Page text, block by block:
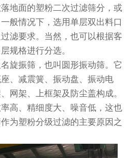
面的塑粉二次过滤筛分，或
般情况下，选用单层双出料口
滤要求。当然，也可以根据客
规格进行分选。
振筛，也叫圆形振动筛。它
、减震簧、振动盘、振动电
网架、上框架及防尘盖构成。
高、精细度大、噪音低，这也
为塑粉分级过滤的主要原因之